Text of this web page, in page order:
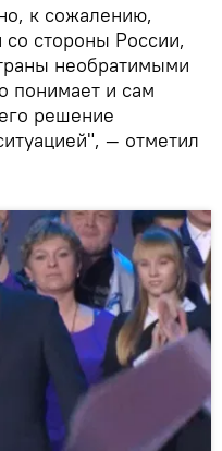
к сожалению,
стороны России,
необратимыми
понимает и сам
решение
— отметил